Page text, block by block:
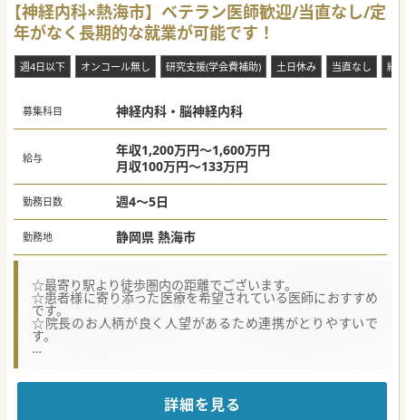
【神経内科×熱海市】ベテラン医師歓迎/当直なし/定
年がなく長期的な就業が可能です！
週4日以下 オンコール無し 研究支援(学会費補助) 土日休み 当直なし 紙
募集科目 神経内科・脳神経内科
給与
年収1,200万円～1,600万円
月収100万円～133万円
勤務日数 週4～5日
勤務地 静岡県 熱海市
☆最寄り駅より徒歩圏内の距離でございます。
☆患者様に寄り添った医療を希望されている医師におすすめ
です。
☆院長のお人柄が良く人望があるため連携がとりやすいで
す。
車通勤をご希望の場合は最寄りICより10分圏内、電車勤務を
ご希望の場合は最寄り駅より10分圏内とアクセスも良い立地
詳細を見る